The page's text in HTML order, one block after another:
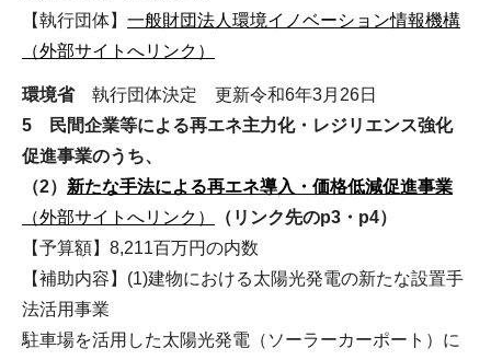
【執行団体】 一般財団法人環境イノベーション情報機構
（外部サイトへリンク）
環境省執行団体決定 更新令和6年3月26日
5 民間企業等による再エネ主力化・レジリエンス強化
促進事業のうち、
（2） 新たな手法による再エネ導入・価格低減促進事業
（外部サイトへリンク）
（リンク先のp3・p4）
【予算額】8,211百万円の内数
【補助内容】(1)建物における太陽光発電の新たな設置手
法活用事業
駐車場を活用した太陽光発電（ソーラーカーポート）に